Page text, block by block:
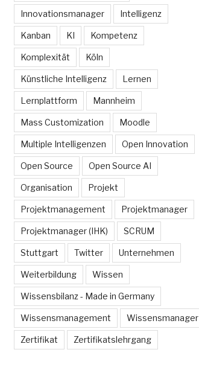
Innovationsmanager Intelligenz
Kanban KI Kompetenz
Komplexität Köln
Künstliche Intelligenz Lernen
Lernplattform Mannheim
Mass Customization Moodle
Multiple Intelligenzen Open Innovation
Open Source Open Source AI
Organisation Projekt
Projektmanagement Projektmanager
Projektmanager (IHK) SCRUM
Stuttgart Twitter Unternehmen
Weiterbildung Wissen
Wissensbilanz - Made in Germany
Wissensmanagement Wissensmanager
Zertifikat Zertifikatslehrgang